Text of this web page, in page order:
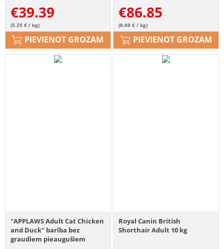
€39.39
(5.25 € / kg)
PIEVIENOT GROZAM
€86.85
(8.69 € / kg)
PIEVIENOT GROZAM
"APPLAWS Adult Cat Chicken
and Duck" barība bez
graudiem pieaugušiem
Royal Canin British
Shorthair Adult 10 kg